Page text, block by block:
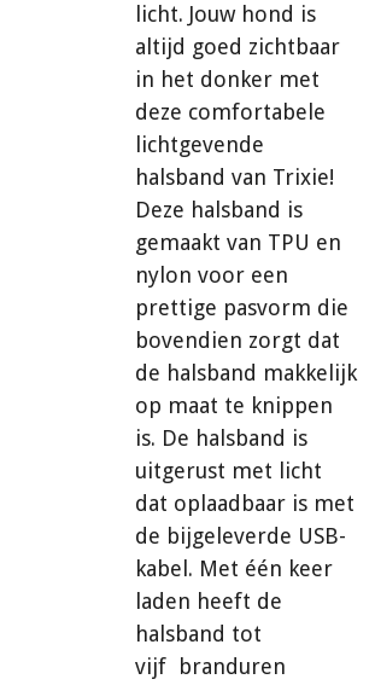
licht. Jouw hond is
altijd goed zichtbaar
in het donker met
deze comfortabele
lichtgevende
halsband van Trixie!
Deze halsband is
gemaakt van TPU en
nylon voor een
prettige pasvorm die
bovendien zorgt dat
de halsband makkelijk
op maat te knippen
is. De halsband is
uitgerust met licht
dat oplaadbaar is met
de bijgeleverde USB-
kabel. Met één keer
laden heeft de
halsband tot
vijf branduren